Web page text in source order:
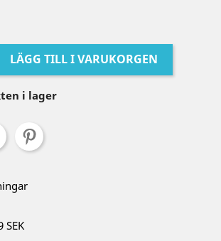
LÄGG TILL I VARUKORGEN
i lager
SEK